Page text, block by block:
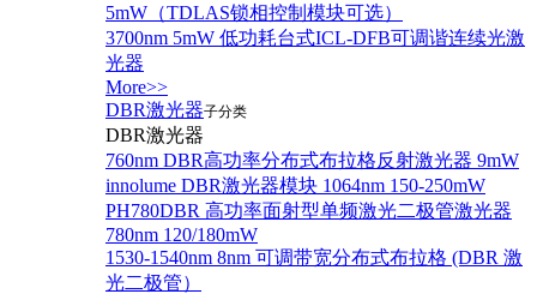
5mW（TDLAS锁相控制模块可选）
3700nm 5mW 低功耗台式ICL-DFB可调谐连续光激
光器
More>>
DBR激光器子分类
DBR激光器
760nm DBR高功率分布式布拉格反射激光器 9mW
innolume DBR激光器模块 1064nm 150-250mW
PH780DBR 高功率面射型单频激光二极管激光器
780nm 120/180mW
1530-1540nm 8nm 可调带宽分布式布拉格 (DBR 激
光二极管）